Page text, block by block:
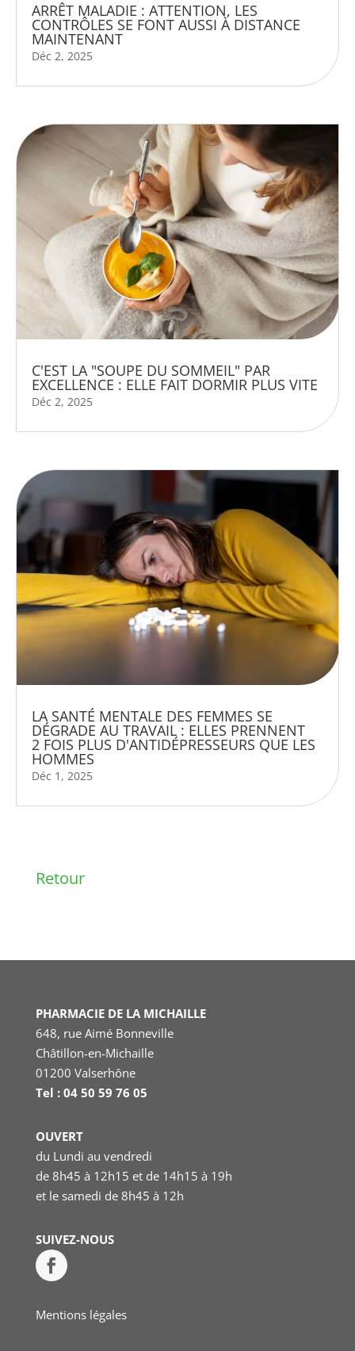
ARRÊT MALADIE : ATTENTION, LES
CONTRÔLES SE FONT AUSSI À DISTANCE
MAINTENANT
Déc 2, 2025
C'EST LA "SOUPE DU SOMMEIL" PAR
EXCELLENCE : ELLE FAIT DORMIR PLUS VITE
Déc 2, 2025
LA SANTÉ MENTALE DES FEMMES SE
DÉGRADE AU TRAVAIL : ELLES PRENNENT
2 FOIS PLUS D'ANTIDÉPRESSEURS QUE LES
HOMMES
Déc 1, 2025
Retour
PHARMACIE DE LA MICHAILLE
648, rue Aimé Bonneville
Châtillon-en-Michaille
01200 Valserhône
Tel : 04 50 59 76 05
OUVERT
du Lundi au vendredi
de 8h45 à 12h15 et de 14h15 à 19h
et le samedi de 8h45 à 12h
SUIVEZ-NOUS
Mentions légales